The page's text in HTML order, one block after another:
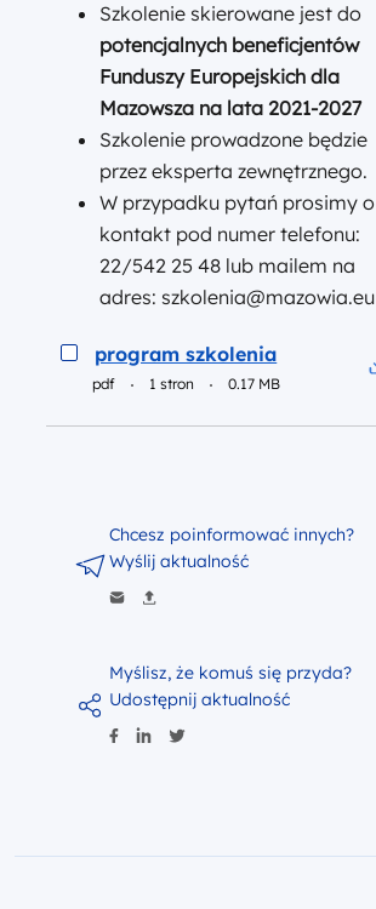
Szkolenie skierowane jest do
potencjalnych beneficjentów
Funduszy Europejskich dla
Mazowsza na lata 2021-2027
Szkolenie prowadzone będzie
przez eksperta zewnętrznego.
W przypadku pytań prosimy o
kontakt pod numer telefonu:
22/542 25 48 lub mailem na
adres: szkolenia@mazowia.eu
Podgląd
program szkolenia
pdf 1 stron 0.17 MB
Myślisz, że komuś się przyda?
Udostępnij aktualność
Chcesz poinformować innych?
Wyślij aktualność